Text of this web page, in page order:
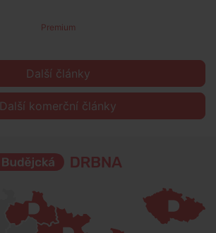
Premium
Další články
Další komerční články